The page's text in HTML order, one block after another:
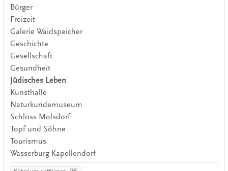
Bürger
Freizeit
Galerie Waidspeicher
Geschichte
Gesellschaft
Gesundheit
Jüdisches Leben
Kunsthalle
Naturkundemuseum
Schloss Molsdorf
Topf und Söhne
Tourismus
Wasserburg Kapellendorf